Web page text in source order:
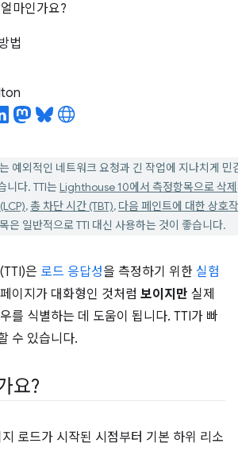
마인가요?
법
예외적인 네트워크 요청과 긴 작업에 지나치게 민
니다. TTI는Lighthouse 10에서 측정항목으로 삭제
,총 차단 시간 (TBT), 다음 페인트에 대한 상호
은 일반적으로 TTI 대신 사용하는 것이 좋습니다.
은 로드 응답성을 측정하기 위한 실험
이지가 대화형인 것처럼 보이지만 실제
를 식별하는 데 도움이 됩니다. TTI가 빠
수 있습니다.
요?
로드가 시작된 시점부터 기본 하위 리소